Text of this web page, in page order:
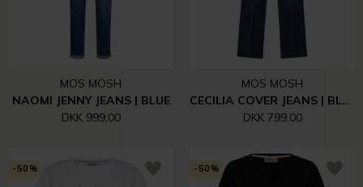
MOS MOSH
NAOMI JENNY JEANS | BLUE
DKK 999,00
MOS MOSH
CECILIA COVER JEANS | BLUE DENIM
DKK 799,00
-50% -50%